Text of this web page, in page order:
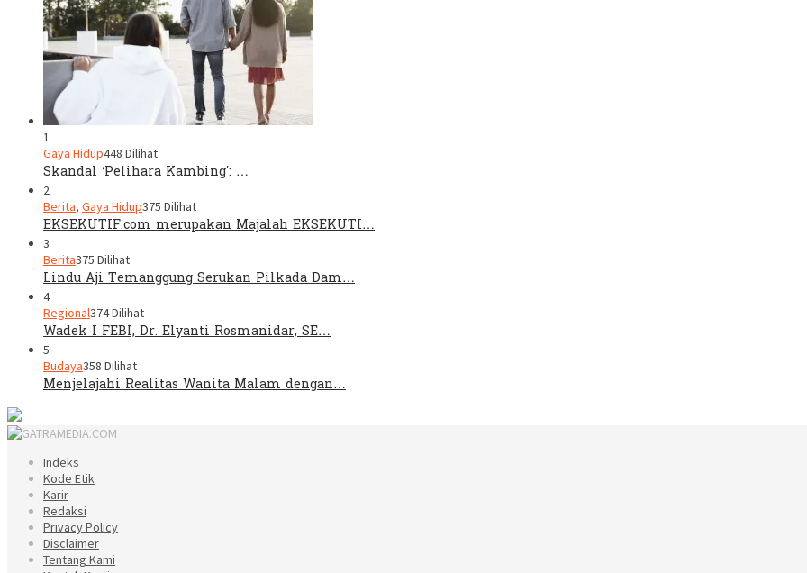
1
Gaya Hidup448 Dilihat
Skandal ‘Pelihara Kambing’: …
2
Berita, Gaya Hidup375 Dilihat
EKSEKUTIF.com merupakan Majalah EKSEKUTI…
3
Berita375 Dilihat
Lindu Aji Temanggung Serukan Pilkada Dam…
4
Regional374 Dilihat
Wadek I FEBI, Dr. Elyanti Rosmanidar, SE…
5
Budaya358 Dilihat
Menjelajahi Realitas Wanita Malam dengan…
Indeks
Kode Etik
Karir
Redaksi
Privacy Policy
Disclaimer
Tentang Kami